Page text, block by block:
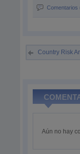
Comentarios
Country Risk
Aún no hay